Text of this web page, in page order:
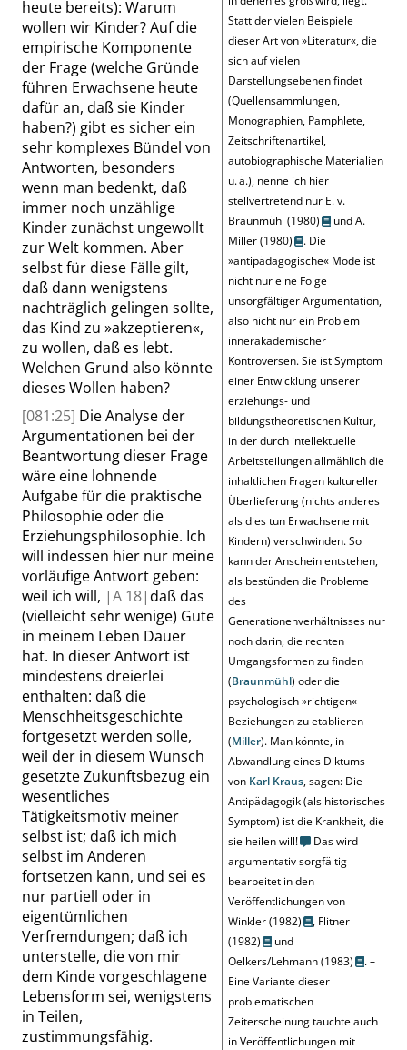
Statt der vielen Beispiele
dieser Art von»Literatur«, die
sich auf vielen
Darstellungsebenen findet
(Quellensammlungen,
Monographien, Pamphlete,
Zeitschriftenartikel,
autobiographische Materialien
u. ä.), nenne ich hier
stellvertretend nur E. v.
Braunmühl (1980)
undA.
Miller (1980)
. Die
»antipädagogische« Mode ist
nicht nur eine Folge
unsorgfältiger Argumentation,
also nicht nur ein Problem
innerakademischer
Kontroversen. Sie ist Symptom
einer Entwicklung unserer
erziehungs- und
bildungstheoretischen Kultur,
in der durch intellektuelle
Arbeitsteilungen allmählich die
inhaltlichen Fragen kultureller
Überlieferung (nichts anderes
als dies tun Erwachsene mit
Kindern) verschwinden. So
kann der Anschein entstehen,
als bestünden die Probleme
des
Generationenverhältnisses nur
noch darin, die rechten
Umgangsformen zu finden
(Braunmühl) oder die
psychologisch»richtigen«
Beziehungen zu etablieren
(Miller). Man könnte, in
Abwandlung eines Diktums
von Karl Kraus, sagen: Die
Antipädagogik (als historisches
Symptom) ist die Krankheit, die
sie heilen will!
Das wird
argumentativ sorgfältig
bearbeitet in den
Veröffentlichungen von
Winkler (1982)
, Flitner
(1982)
und
Oelkers/Lehmann (1983)
. –
Eine Variante dieser
problematischen
Zeiterscheinung tauchte auch
in Veröffentlichungen mit
heute bereits): Warum
wollen wir Kinder? Auf die
empirische Komponente
der Frage (welche Gründe
führen Erwachsene heute
dafür an, daß sie Kinder
haben?) gibt es sicher ein
sehr komplexes Bündel von
Antworten, besonders
wenn man bedenkt, daß
immer noch unzählige
Kinder zunächst ungewollt
zur Welt kommen. Aber
selbst für diese Fälle gilt,
daß dann wenigstens
nachträglich gelingen sollte,
das Kind zu »akzeptieren«,
zu wollen, daß es lebt.
Welchen Grund also könnte
dieses Wollen haben?
[081:25] Die Analyse der
Argumentationen bei der
Beantwortung dieser Frage
wäre eine lohnende
Aufgabe für die praktische
Philosophie oder die
Erziehungsphilosophie. Ich
will indessen hier nur meine
vorläufige Antwort geben:
weil ich will, |A 18|daß das
(vielleicht sehr wenige) Gute
in meinem Leben Dauer
hat. In dieser Antwort ist
mindestens dreierlei
enthalten: daß die
Menschheitsgeschichte
fortgesetzt werden solle,
weil der in diesem Wunsch
gesetzte Zukunftsbezug ein
wesentliches
Tätigkeitsmotiv meiner
selbst ist; daß ich mich
selbst im Anderen
fortsetzen kann, und sei es
nur partiell oder in
eigentümlichen
Verfremdungen; daß ich
unterstelle, die von mir
dem Kinde vorgeschlagene
Lebensform sei, wenigstens
in Teilen,
zustimmungsfähig.